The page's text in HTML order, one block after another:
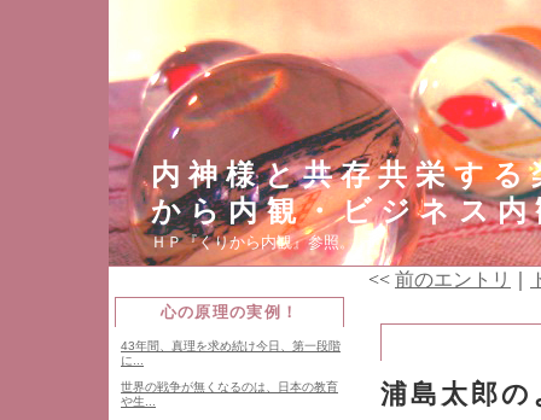
内神様と共存共栄す
から内観・ビジネス内
ＨＰ『くりから内観』参照。
心の原理の実例！
43年間、真理を求め続け今日、第一段階
に...
世界の戦争が無くなるのは、日本の教育
や生...
<< 前のエントリ
浦島太郎